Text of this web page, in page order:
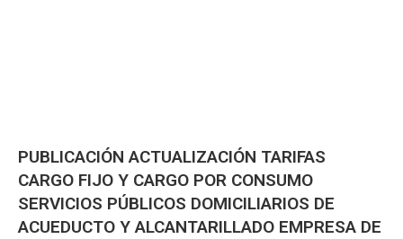
PUBLICACIÓN ACTUALIZACIÓN TARIFAS
CARGO FIJO Y CARGO POR CONSUMO
SERVICIOS PÚBLICOS DOMICILIARIOS DE
ACUEDUCTO Y ALCANTARILLADO EMPRESA DE